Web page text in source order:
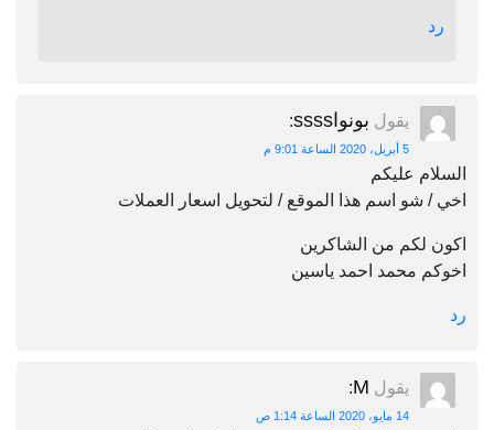
رد
يقول بونواssss :
5 أبريل، 2020 الساعة 9:01 م
السلام عليكم
اخي / شو اسم هذا الموقع / لتحويل اسعار العملات
اكون لكم من الشاكرين
اخوكم محمد احمد ياسين
رد
يقول M
:
14 مايو، 2020 الساعة 1:14 ص